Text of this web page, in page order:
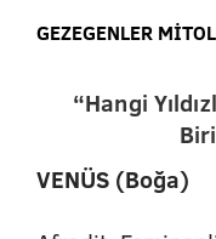
GEZEGENLER
“Hangi
VENÜS (Boğa)